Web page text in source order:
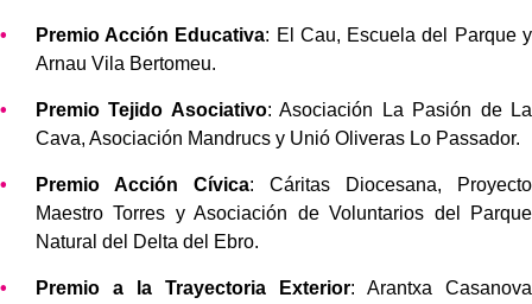
Premio Acción Educativa: El Cau, Escuela del Parque y
Arnau Vila Bertomeu.
Premio Tejido Asociativo: Asociación La Pasión de La
Cava, Asociación Mandrucs y Unió Oliveras Lo Passador.
Premio Acción Cívica: Cáritas Diocesana, Proyecto
Maestro Torres y Asociación de Voluntarios del Parque
Natural del Delta del Ebro.
Premio a la Trayectoria Exterior: Arantxa Casanova